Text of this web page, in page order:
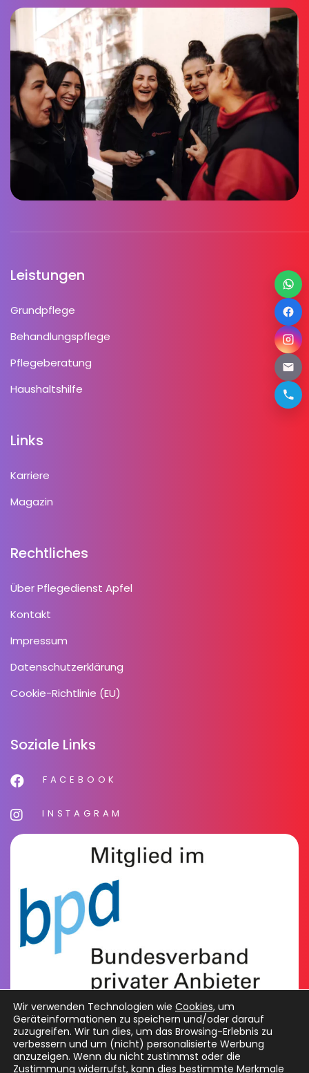
Leistungen
Grundpflege
Behandlungspflege
Pflegeberatung
Haushaltshilfe
Links
Karriere
Magazin
Rechtliches
Über Pflegedienst Apfel
Kontakt
Impressum
Datenschutzerklärung
Cookie-Richtlinie (EU)
Soziale Links
FACEBOOK
INSTAGRAM
Wir verwenden Technologien wie Cookies, um
Geräteinformationen zu speichern und/oder darauf
zuzugreifen. Wir tun dies, um das Browsing-Erlebnis zu
verbessern und um (nicht) personalisierte Werbung
anzuzeigen. Wenn du nicht zustimmst oder die
Zustimmung widerrufst, kann dies bestimmte Merkmale